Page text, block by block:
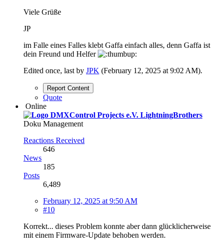
Viele Grüße
JP
im Falle eines Falles klebt Gaffa einfach alles, denn Gaffa ist
dein Freund und Helfer
Edited once, last by JPK (February 12, 2025 at 9:02 AM).
Report Content
Quote
Online
LightningBrothers
Doku Management
Reactions Received
646
News
185
Posts
6,489
February 12, 2025 at 9:50 AM
#10
Korrekt... dieses Problem konnte aber dann glücklicherweise
mit einem Firmware-Update behoben werden.